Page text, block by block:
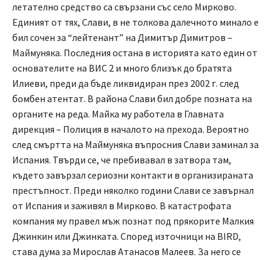
летателно средство са свързани със село Мирково.
Единият от тях, Слави, в не толкова далечното минало е
бил сочен за “лейтенант” на Димитър Димитров –
Маймуняка. Последния остана в историята като един от
основателите на ВИС 2 и много близък до братята
Илиеви, преди да бъде ликвидиран през 2002 г. след
бомбен атентат. В района Слави бил добре позната на
органите на реда. Майка му работела в Главната
дирекция – Полиция в началото на прехода. Вероятно
след смъртта на Маймуняка въпросния Слави заминал за
Испания. Твърди се, че пребивавал в затвора там,
където завързал сериозни контакти в организираната
престъпност. Преди няколко години Слави се завърнал
от Испания и заживял в Мирково. В катастрофата
компания му правел мъж познат под прякорите Малкия
Джинкин или Джинката. Според източници на BIRD,
става дума за Мирослав Атанасов Малеев. За него се